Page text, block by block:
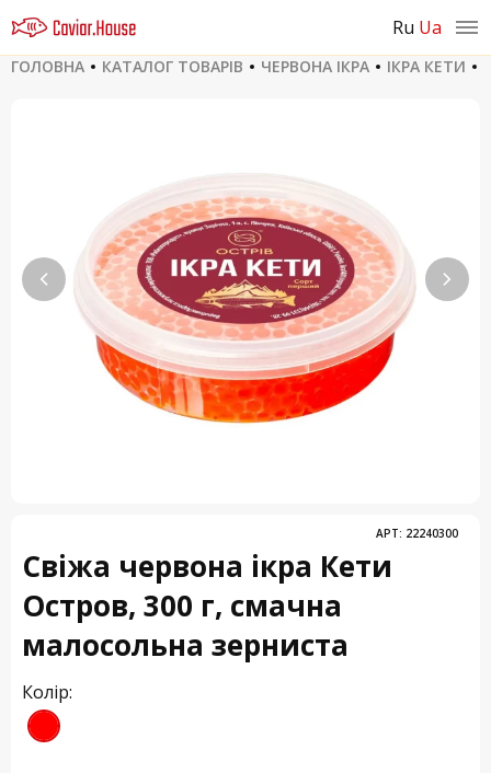
ru ua
ГОЛОВНА КАТАЛОГ ТОВАРІВ ЧЕРВОНА ІКРА ІКРА КЕТИ
АРТ: 22240300
Свіжа червона ікра Кети
Остров, 300 г, смачна
малосольна зерниста
Колір: